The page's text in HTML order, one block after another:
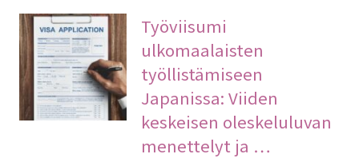
Työviisumi
ulkomaalaisten
työllistämiseen
Japanissa: Viiden
keskeisen oleskeluluvan
menettelyt ja …